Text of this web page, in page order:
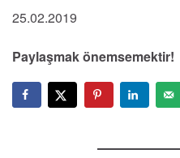
25.02.2019
Paylaşmak önemsemektir!